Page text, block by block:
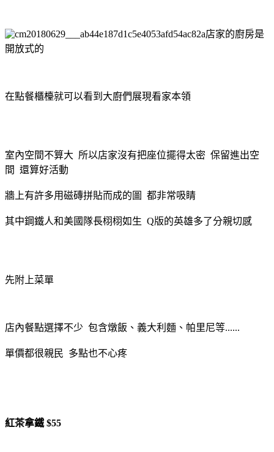
店家的廚房是
開放式的
在點餐櫃檯就可以看到大廚們展現看家本領
室內空間不算大 所以店家沒有把座位擺得太密 保留進出空
間 還算好活動
牆上有許多用磁磚拼貼而成的圖 都非常吸睛
其中鋼鐵人和美國隊長栩栩如生 Q版的英雄多了分親切感
先附上菜單
店內餐點選擇不少 包含燉飯、義大利麵、帕里尼等......
單價都很親民 多點也不心疼
紅茶拿鐵 $55